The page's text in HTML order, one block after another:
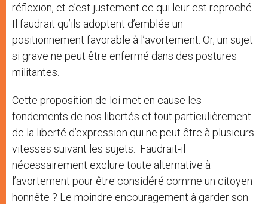
réflexion, et c’est justement ce qui leur est reproché.
Il faudrait qu’ils adoptent d’emblée un
positionnement favorable à l’avortement. Or, un sujet
si grave ne peut être enfermé dans des postures
militantes.
Cette proposition de loi met en cause les
fondements de nos libertés et tout particulièrement
de la liberté d’expression qui ne peut être à plusieurs
vitesses suivant les sujets. Faudrait-il
nécessairement exclure toute alternative à
l’avortement pour être considéré comme un citoyen
honnête ? Le moindre encouragement à garder son